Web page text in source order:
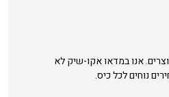
אנו במדאו אקו-שיק לא
נוחים לכל כיס.